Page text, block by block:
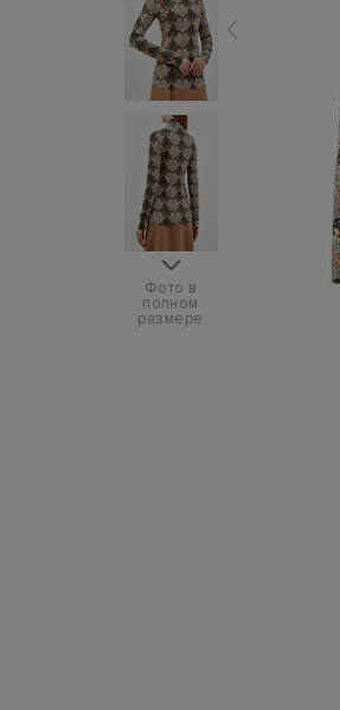
Фото в
полном
размере